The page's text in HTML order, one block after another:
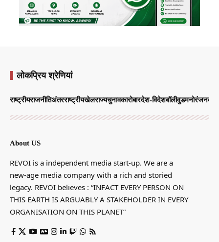
लोकप्रिय श्रेणियां
राष्ट्रीयराजनीतिअंतरराष्ट्रीयखेलराज्यचुनावकारोबारदेश-विदेशबॉलीवुडमनोरंजन
About US
REVOI is a independent media start-up. We are a
new-age media company with a rich and storied
legacy. REVOI believes : “INFACT EVERY PERSON ON
THIS EARTH IS ARGUABLY A STAKEHOLDER IN EVERY
ORGANISATION ON THIS PLANET”